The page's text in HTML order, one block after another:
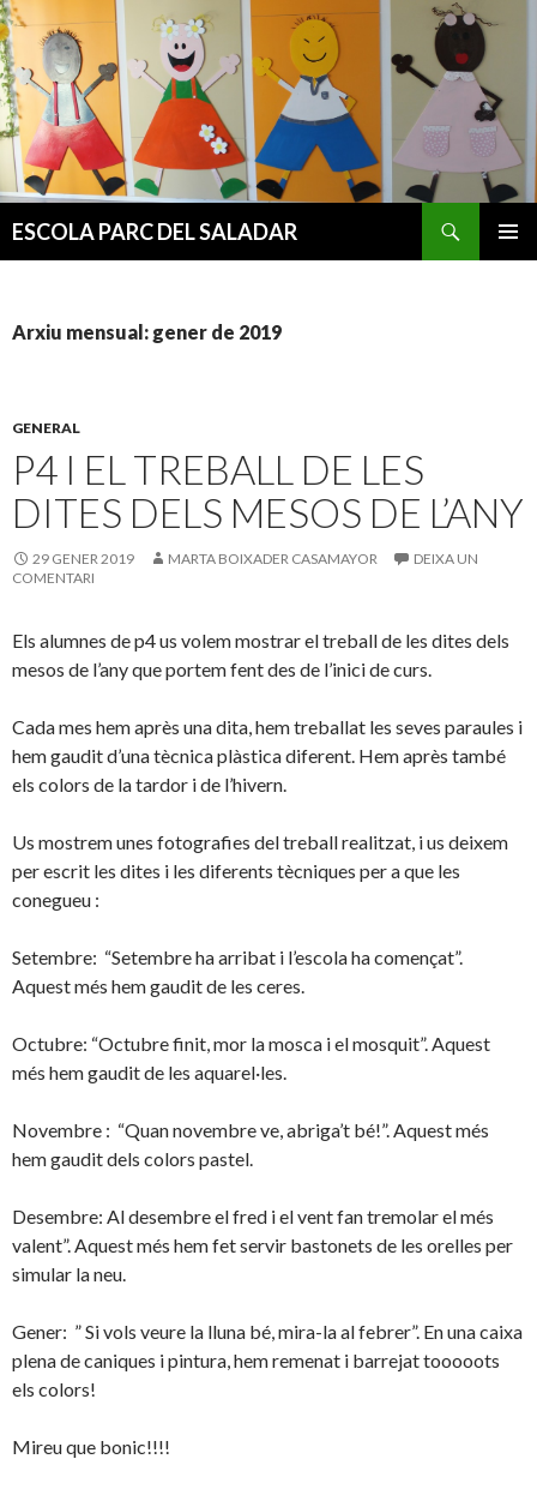
ESCOLA PARC DEL SALADAR
Arxiu mensual: gener de 2019
GENERAL
P4 I EL TREBALL DE LES
DITES DELS MESOS DE L’ANY
29 GENER 2019 MARTA BOIXADER CASAMAYOR
DEIXA UN
COMENTARI
Els alumnes de p4 us volem mostrar el treball de les dites dels
mesos de l’any que portem fent des de l’inici de curs.
Cada mes hem après una dita, hem treballat les seves paraules i
hem gaudit d’una tècnica plàstica diferent. Hem après també
els colors de la tardor i de l’hivern.
Us mostrem unes fotografies del treball realitzat, i us deixem
per escrit les dites i les diferents tècniques per a que les
conegueu :
Setembre: “Setembre ha arribat i l’escola ha començat”.
Aquest més hem gaudit de les ceres.
Octubre: “Octubre finit, mor la mosca i el mosquit”. Aquest
més hem gaudit de les aquarel·les.
Novembre : “Quan novembre ve, abriga’t bé!”. Aquest més
hem gaudit dels colors pastel.
Desembre: Al desembre el fred i el vent fan tremolar el més
valent”. Aquest més hem fet servir bastonets de les orelles per
simular la neu.
Gener: ” Si vols veure la lluna bé, mira-la al febrer”. En una caixa
plena de caniques i pintura, hem remenat i barrejat tooooots
els colors!
Mireu que bonic!!!!